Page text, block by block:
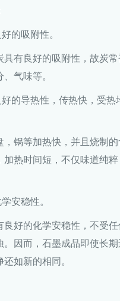
的吸附性。
具有良好的吸附性，故炭
气味等。
的导热性，传热快，受热
，锅等加热快，并且烧制
加热时间短，不仅味道纯
安稳性。
良好的化学安稳性，不受
。因而，石墨成品即使长
如新的相同。